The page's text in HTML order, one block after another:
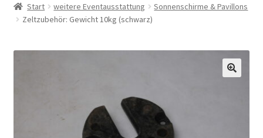
Event-Service
Standort & Öffnungszeiten
Kontakt & Feedback
Start weitere Eventausstattung
Sonnenschirme & Pavillons
Zeltzubehör: Gewicht 10kg (schwarz)